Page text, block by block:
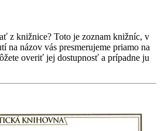
z knižnice? Toto je zoznam knižníc, v
na názov vás presmerujeme priamo na
overiť jej dostupnosť a prípadne ju